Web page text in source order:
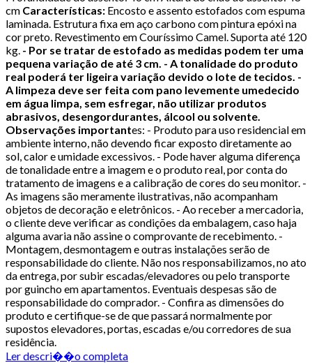
cm Características: Encosto e assento estofados com espuma
laminada. Estrutura fixa em aço carbono com pintura epóxi na
cor preto. Revestimento em Couríssimo Camel. Suporta até 120
kg. - Por se tratar de estofado as medidas podem ter uma
pequena variação de até 3 cm. - A tonalidade do produto
real poderá ter ligeira variação devido o lote de tecidos. -
A limpeza deve ser feita com pano levemente umedecido
em água limpa, sem esfregar, não utilizar produtos
abrasivos, desengordurantes, álcool ou solvente.
Observações importantes: - Produto para uso residencial em
ambiente interno, não devendo ficar exposto diretamente ao
sol, calor e umidade excessivos. - Pode haver alguma diferença
de tonalidade entre a imagem e o produto real, por conta do
tratamento de imagens e a calibração de cores do seu monitor. -
As imagens são meramente ilustrativas, não acompanham
objetos de decoração e eletrônicos. - Ao receber a mercadoria,
o cliente deve verificar as condições da embalagem, caso haja
alguma avaria não assine o comprovante de recebimento. -
Montagem, desmontagem e outras instalações serão de
responsabilidade do cliente. Não nos responsabilizamos, no ato
da entrega, por subir escadas/elevadores ou pelo transporte
por guincho em apartamentos. Eventuais despesas são de
responsabilidade do comprador. - Confira as dimensões do
produto e certifique-se de que passará normalmente por
supostos elevadores, portas, escadas e/ou corredores de sua
residência.
Ler descri��o completa